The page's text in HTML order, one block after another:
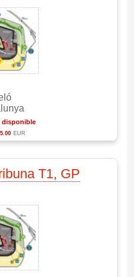
disponible
EUR
T1, GP